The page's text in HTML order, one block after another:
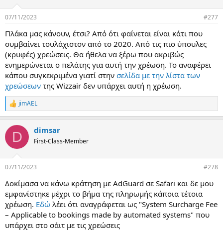
s
07/11/2023 #277
Πλάκα μας κάνουν, έτσι? Από ότι φαίνεται είναι κάτι που
συμβαίνει τουλάχιστον από το 2020. Από τις πιο ύπουλες
(κρυφές) χρεώσεις. Θα ήθελα να ξέρω που ακριβώς
ενημερώνεται ο πελάτης για αυτή την χρέωση. Το αναφέρει
κάπου συγκεκριμένα γιατί στην σελίδα με την λίστα των
χρεώσεων της Wizzair δεν υπάρχει αυτή η χρέωση.
R
e
c
i
s
jimAEL
D dimsar
First-Class-Member
07/11/2023 #278
Δοκίμασα να κάνω κράτηση με AdGuard σε Safari και δε μου
εμφανίστηκε μέχρι το βήμα της πληρωμής κάποια τέτοια
χρέωση. Εδώ λέει ότι αναγράφεται ως "System Surcharge Fee
– Applicable to bookings made by automated systems" που
υπάρχει στο σάιτ με τις χρεώσεις